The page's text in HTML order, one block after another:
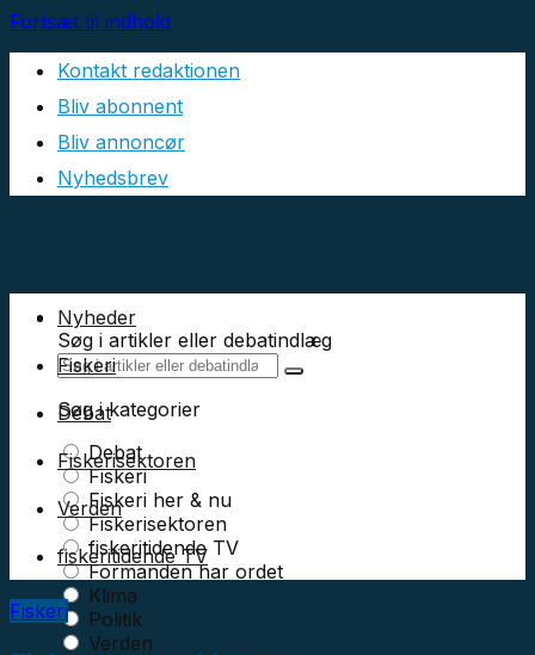
Fortsæt til indhold
Kontakt redaktionen
Bliv abonnent
Bliv annoncør
Nyhedsbrev
Søg i artikler eller debatindlæg
Søg i kategorier
Debat
Fiskeri
Fiskeri her & nu
Fiskerisektoren
fiskeritidende TV
Formanden har ordet
Klima
Politik
Verden
Nyheder
Fiskeri
Debat
Fiskerisektoren
Verden
fiskeritidende TV
Fiskeri